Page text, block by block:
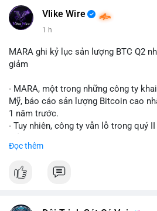
#vlikevn #titanbot
📰 Nguồn: CoinDesk
Vlike Wire
1 h
MARA ghi kỷ lục sản lượng BTC Q2
giảm
- MARA, một trong những công ty
Mỹ, báo cáo sản lượng Bitcoin cao
1 năm trước.
- Tuy nhiên, công ty vẫn lỗ trong quý
- Sự tăng sản lượng không đủ bù đắp
Đọc thêm